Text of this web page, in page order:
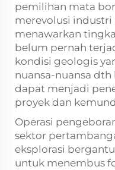
pemilihan mata
merevolusi
menawarkan
belum pernah
kondisi geologis
nuansa-nuansa dth
dapat menjadi
proyek dan
Operasi
sektor
eksplorasi
untuk menembus